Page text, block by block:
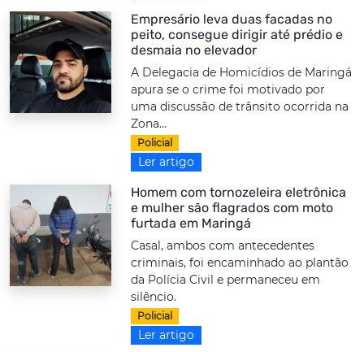
Empresário leva duas facadas no
peito, consegue dirigir até prédio e
desmaia no elevador
A Delegacia de Homicídios de Maringá
apura se o crime foi motivado por
uma discussão de trânsito ocorrida na
Zona...
Policial
Ler artigo
Homem com tornozeleira eletrônica
e mulher são flagrados com moto
furtada em Maringá
Casal, ambos com antecedentes
criminais, foi encaminhado ao plantão
da Polícia Civil e permaneceu em
silêncio.
Policial
Ler artigo